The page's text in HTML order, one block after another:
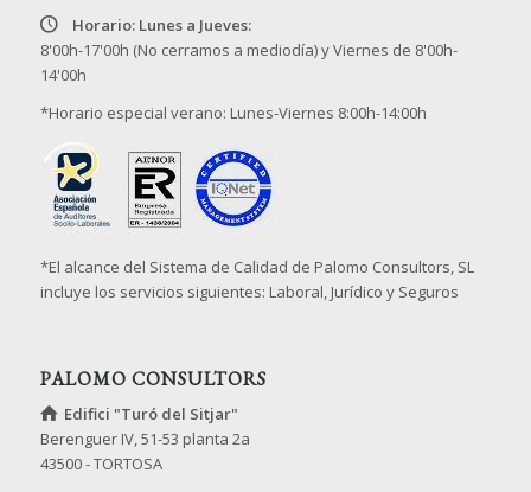
Horario: Lunes a Jueves:
8'00h-17'00h (No cerramos a mediodía) y Viernes de 8'00h-
14'00h
*Horario especial verano: Lunes-Viernes 8:00h-14:00h
*El alcance del Sistema de Calidad de Palomo Consultors, SL
incluye los servicios siguientes: Laboral, Jurídico y Seguros
PALOMO CONSULTORS
Edifici "Turó del Sitjar"
Berenguer IV, 51-53 planta 2a
43500 - TORTOSA